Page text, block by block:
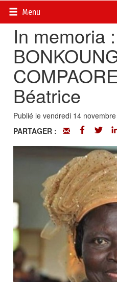
Menu
Accueil>
In memoria :
Béatrice
Publié le vendredi 14
PARTAGER :